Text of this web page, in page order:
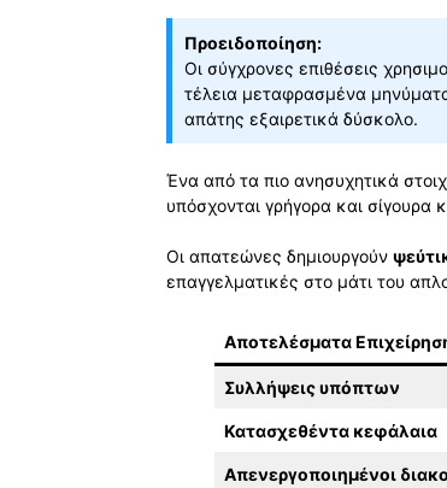
Προειδοποίηση:
Οι σύγχρονες επιθέσεις
τέλεια μεταφρασμένα
απάτης εξαιρετικά δύσκολο.
Ένα από τα πιο ανησυχητικά
υπόσχονται γρήγορα και σίγουρα
Οι απατεώνες δημιουργούν
επαγγελματικές στο μάτι του
Αποτελέσματα
Συλλήψεις υπόπτων
Κατασχεθέντα κεφάλαια
Απενεργοποιημένοι